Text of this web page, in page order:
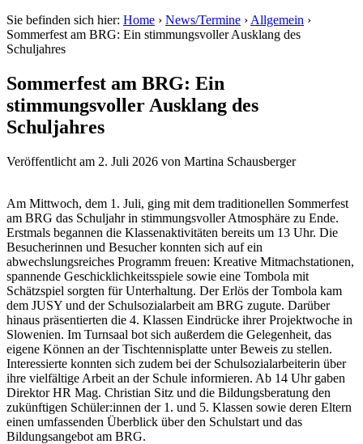
Sie befinden sich hier: Home › News/Termine › Allgemein ›
Sommerfest am BRG: Ein stimmungsvoller Ausklang des
Schuljahres
Sommerfest am BRG: Ein
stimmungsvoller Ausklang des
Schuljahres
Veröffentlicht am 2. Juli 2026 von Martina Schausberger
Am Mittwoch, dem 1. Juli, ging mit dem traditionellen Sommerfest
am BRG das Schuljahr in stimmungsvoller Atmosphäre zu Ende.
Erstmals begannen die Klassenaktivitäten bereits um 13 Uhr. Die
Besucherinnen und Besucher konnten sich auf ein
abwechslungsreiches Programm freuen: Kreative Mitmachstationen,
spannende Geschicklichkeitsspiele sowie eine Tombola mit
Schätzspiel sorgten für Unterhaltung. Der Erlös der Tombola kam
dem JUSY und der Schulsozialarbeit am BRG zugute. Darüber
hinaus präsentierten die 4. Klassen Eindrücke ihrer Projektwoche in
Slowenien. Im Turnsaal bot sich außerdem die Gelegenheit, das
eigene Können an der Tischtennisplatte unter Beweis zu stellen.
Interessierte konnten sich zudem bei der Schulsozialarbeiterin über
ihre vielfältige Arbeit an der Schule informieren. Ab 14 Uhr gaben
Direktor HR Mag. Christian Sitz und die Bildungsberatung den
zukünftigen Schüler:innen der 1. und 5. Klassen sowie deren Eltern
einen umfassenden Überblick über den Schulstart und das
Bildungsangebot am BRG.